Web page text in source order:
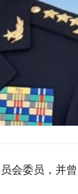
会委员，并曾